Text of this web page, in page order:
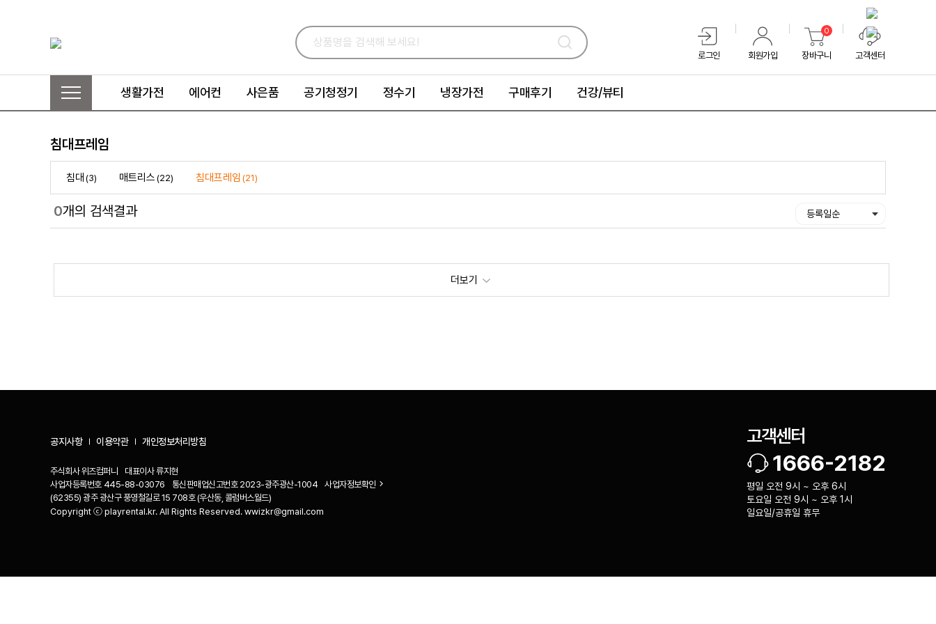
로그인 회원가입
0
장바구니 고객센터
생활가전 에어컨 사은품 공기청정기 정수기 냉장가전 구매후기 건강/뷰티
침대프레임
침대 (3) 매트리스 (22) 침대프레임 (21)
0개의 검색결과 등록일순
더보기
공지사항 이용약관 개인정보처리방침
주식회사 위즈컴퍼니 대표이사 류지현
사업자등록번호 445-88-03076 통신판매업신고번호 2023-광주광산-1004
사업자정보확인
(62355) 광주 광산구 풍영철길로 15 708호 (우산동, 콜럼버스월드)
Copyright ⓒ playrental.kr. All Rights Reserved. wwizkr@gmail.com
고객센터
1666-2182
평일 오전 9시 ~ 오후 6시
토요일 오전 9시 ~ 오후 1시
일요일/공휴일 휴무